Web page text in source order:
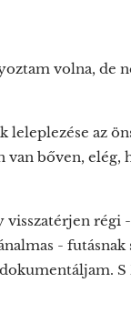
volna,
leleplezése az
bőven, elég,
visszatérjen régi
-